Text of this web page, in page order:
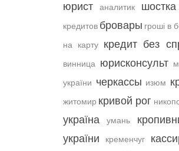
юрист аналитик шостка
кредитов бровары гроші в
на карту
кредит без
винница юрисконсульт
україни черкассы изюм
житомир кривой рог
україна умань
україни
кременчуг